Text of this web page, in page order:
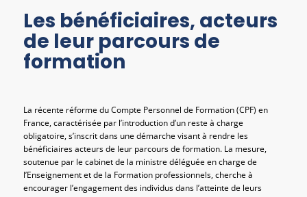
Les bénéficiaires, acteurs
de leur parcours de
formation
La récente réforme du Compte Personnel de Formation (CPF) en
France, caractérisée par l’introduction d’un reste à charge
obligatoire, s’inscrit dans une démarche visant à rendre les
bénéficiaires acteurs de leur parcours de formation. La mesure,
soutenue par le cabinet de la ministre déléguée en charge de
l’Enseignement et de la Formation professionnels, cherche à
encourager l’engagement des individus dans l’atteinte de leurs